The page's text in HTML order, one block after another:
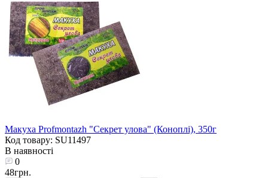
Макуха Profmontazh "Секрет улова" (Коноплі), 350г
Код товару: SU11497
В наявності
0
48грн.